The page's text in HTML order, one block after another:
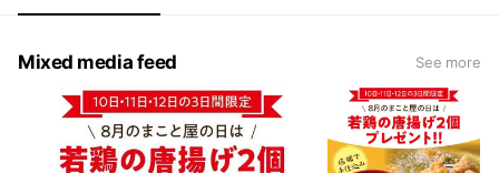
Mixed media feed See more